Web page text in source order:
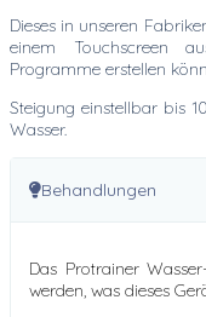
Dieses in unseren
einem Touchscreen
Programme erstellen
Steigung einstellbar bis
Wasser.
Behandlungen
Das Protrainer
werden, was dieses